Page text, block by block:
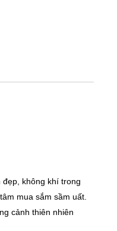
không khí trong
mua sắm sầm uất.
cảnh thiên nhiên